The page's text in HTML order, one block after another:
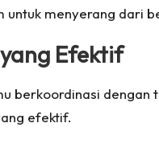
menyerang dari
Efektif
berkoordinasi
efektif.